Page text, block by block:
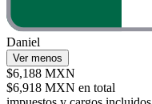
Daniel
Ver menos
$6,188 MXN
$6,918 MXN en total